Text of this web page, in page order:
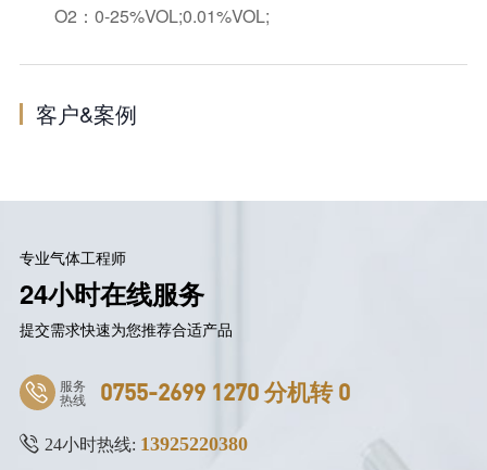
O2：0-25%VOL;0.01%VOL;
客户&案例
专业气体工程师
24小时在线服务
提交需求快速为您推荐合适产品
服务
热线 0755-2699 1270 分机转 0
24小时热线: 13925220380